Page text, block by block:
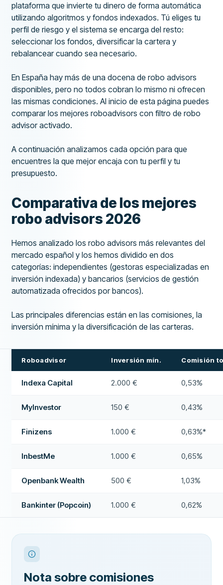
plataforma que invierte tu dinero de forma automática
utilizando algoritmos y fondos indexados. Tú eliges tu
perfil de riesgo y el sistema se encarga del resto:
seleccionar los fondos, diversificar la cartera y
rebalancear cuando sea necesario.
En España hay más de una docena de robo advisors
disponibles, pero no todos cobran lo mismo ni ofrecen
las mismas condiciones. Al inicio de esta página puedes
comparar los mejores roboadvisors con filtro de robo
advisor activado.
A continuación analizamos cada opción para que
encuentres la que mejor encaja con tu perfil y tu
presupuesto.
Comparativa de los mejores
robo advisors 2026
Hemos analizado los robo advisors más relevantes del
mercado español y los hemos dividido en dos
categorías: independientes (gestoras especializadas en
inversión indexada) y bancarios (servicios de gestión
automatizada ofrecidos por bancos).
Las principales diferencias están en las comisiones, la
inversión mínima y la diversificación de las carteras.
Roboadvisor Inversión mín. Comisión
Indexa Capital 2.000 € 0,53%
MyInvestor 150 € 0,43%
Finizens 1.000 € 0,63%*
InbestMe 1.000 € 0,65%
Openbank Wealth 500 € 1,03%
Bankinter (Popcoin) 1.000 € 0,62%
Nota sobre comisiones